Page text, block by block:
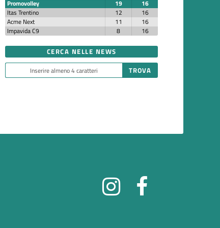
Promovolley
19
16
Itas Trentino
12
16
Acme Next
11
16
Impavida C9
8 16
CERCA NELLE NEWS